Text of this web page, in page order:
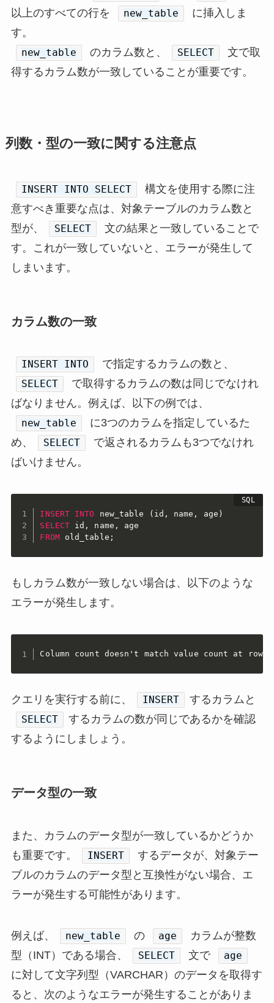
以上のすべての行を new_table
に挿入しま
す。
new_table のカラム数と、 SELECT
文で取
得するカラム数が一致していることが重要です。
列数・型の一致に関する注意点
INSERT INTO SELECT
構文を使用する際に注
意すべき重要な点は、対象テーブルのカラム数と
型が、
SELECT
文の結果と一致していることで
す。これが一致していないと、エラーが発生して
しまいます。
カラム数の一致
INSERT INTO で指定するカラムの数と、
SELECT
で取得するカラムの数は同じでなけれ
ばなりません。例えば、以下の例では、
new_table
に3つのカラムを指定しているた
め、
SELECT
で返されるカラムも3つでなけれ
ばいけません。
INSERT INTO new_table ( id , name , age )
SELECT id , name ,
FROM old_table ;
もしカラム数が一致しない場合は、以下のような
エラーが発生します。
Column count doesn't match value count at row 1
クエリを実行する前に、 INSERT するカラムと
SELECT
するカラムの数が同じであるかを確認
するようにしましょう。
データ型の一致
また、カラムのデータ型が一致しているかどうか
も重要です。
INSERT
するデータが、対象テー
ブルのカラムのデータ型と互換性がない場合、エ
ラーが発生する可能性があります。
例えば、 new_table の age
カラムが整数
型（INT）である場合、
SELECT 文で age
に対して文字列型（VARCHAR）のデータを取得す
ると、次のようなエラーが発生することがありま